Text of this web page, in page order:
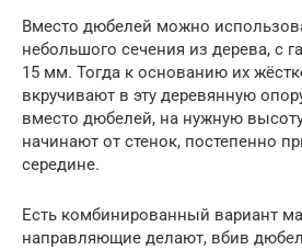
Вместо дюбелей можно
небольшого сечения из дерева, с
15 мм. Тогда к основанию их
вкручивают в эту деревянную
вместо дюбелей, на нужную
начинают от стенок, постепенно
середине.
Есть комбинированный вариант
направляющие делают, вбив